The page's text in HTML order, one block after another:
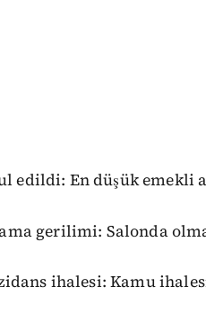
edildi: En düşük emekli
gerilimi: Salonda
ihalesi: Kamu